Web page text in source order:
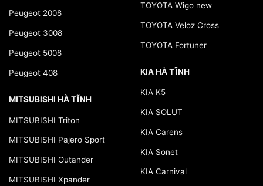
Peugeot 2008
Peugeot 3008
Peugeot 5008
Peugeot 408
MITSUBISHI HÀ TĨNH
MITSUBISHI Triton
MITSUBISHI Pajero Sport
MITSUBISHI Outander
MITSUBISHI Xpander
TOYOTA Wigo new
TOYOTA Veloz Cross
TOYOTA Fortuner
KIA HÀ TĨNH
KIA K5
KIA SOLUT
KIA Carens
KIA Sonet
KIA Carnival